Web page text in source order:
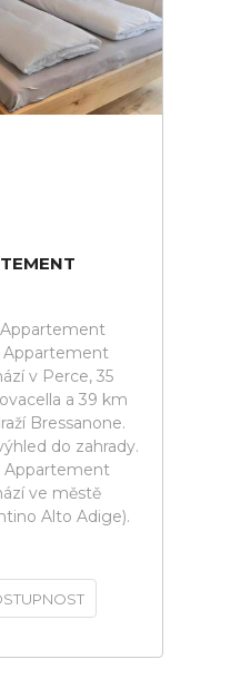
Appartement
v Perce, 35
a 39 km
Bressanone.
do zahrady.
Appartement
ve městě
Alto Adige).